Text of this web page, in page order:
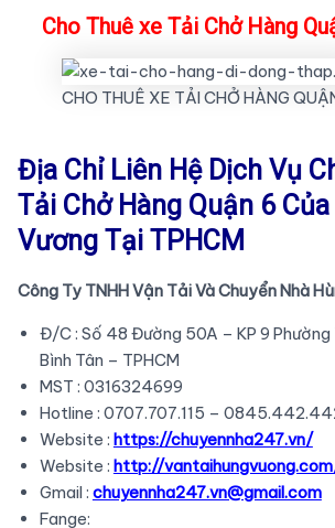
Cho Thuê xe Tải Chở Hàng
CHO THUÊ XE TẢI CHỞ HÀNG
Địa Chỉ Liên Hệ Dịch Vụ
Tải Chở Hàng Quận 6
Vương Tại TPHCM
Công Ty TNHH Vận Tải Và Chuyển Nhà
Đ/C : Số 48 Đường 50A – KP 9
Bình Tân – TPHCM
MST : 0316324699
Hotline : 0707.707.115 –
Website : https://chuyennha247.vn/
Website : http://
Gmail : chuyennha247.vn@gmail.com
Fange: